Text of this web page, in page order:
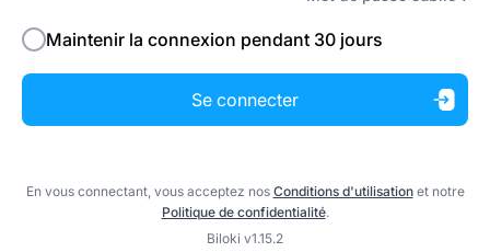
Maintenir la connexion pendant 30 jours
Se connecter
En vous connectant, vous acceptez nos Conditions d'utilisationet notre
Politique de confidentialité.
Biloki v1.15.2